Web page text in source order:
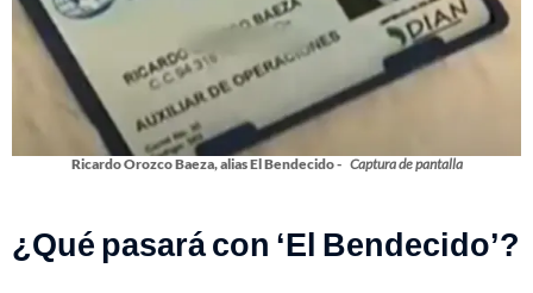
Ricardo Orozco Baeza, alias El Bendecido - Captura de pantalla
¿Qué pasará con ‘El Bendecido’?